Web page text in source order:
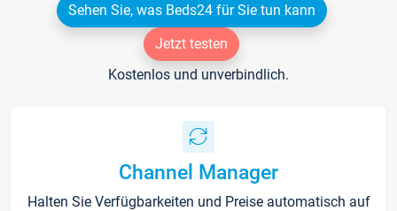
Sehen Sie, was Beds24 für Sie tun kann
Jetzt testen
Kostenlos und unverbindlich.
Channel Manager
Halten Sie Verfügbarkeiten und Preise automatisch auf